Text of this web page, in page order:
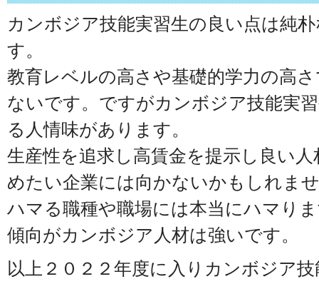
カンボジア技能実習生の良い点は純
す。
教育レベルの高さや基礎的学力の高
ないです。ですがカンボジア技能実
る人情味があります。
生産性を追求し高賃金を提示し良い
めたい企業には向かないかもしれま
ハマる職種や職場には本当にハマり
傾向がカンボジア人材は強いです。
以上２０２２年度に入りカンボジア